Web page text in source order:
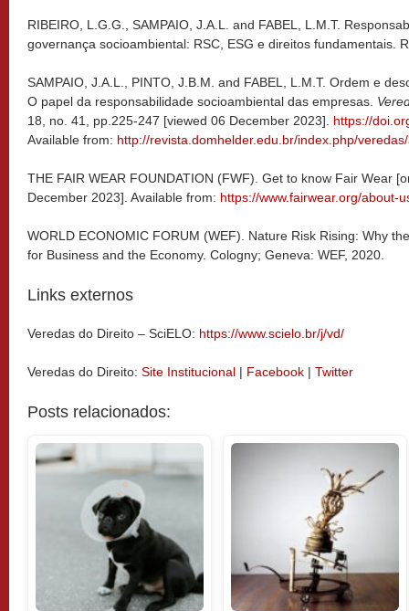
RIBEIRO, L.G.G., SAMPAIO, J.A.L. and FABEL, L.M.T.
governança socioambiental: RSC, ESG e direitos fundamentais.
SAMPAIO, J.A.L., PINTO, J.B.M. and FABEL, L.M.T. Ordem e
O papel da responsabilidade socioambiental das empresas.
18, no. 41, pp.225-247 [viewed 06 December 2023]. https://
Available from: http://revista.domhelder.edu.br/index.php/
THE FAIR WEAR FOUNDATION (FWF). Get to know Fair Wear
December 2023]. Available from: https://www.fairwear.org/about-
WORLD ECONOMIC FORUM (WEF). Nature Risk Rising: Why
for Business and the Economy. Cologny; Geneva: WEF, 2020.
Links externos
Veredas do Direito – SciELO: https://www.scielo.br/j/vd/
Veredas do Direito: Site Institucional | Facebook | Twitter
Posts relacionados: